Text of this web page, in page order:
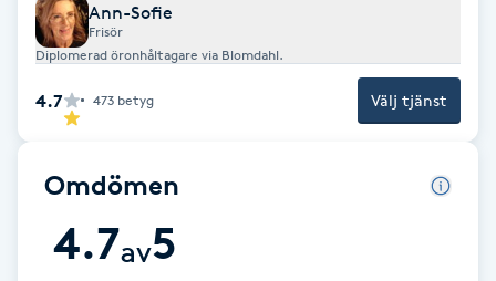
Cryoterapi
Damklippning
Dermapen
Diamantslipning
Ann-Sofie
Frisör
Diplomerad öronhåltagare via Blomdahl.
4.7 473 betyg Välj tjänst
Omdömen
4.7av5